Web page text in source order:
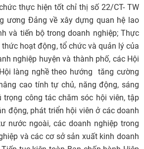
thực hiện tốt chỉ thị số 22/CT- TW
ương Đảng về xây dựng quan hệ lao
và tiến bộ trong doanh nghiệp; Thực
hoạt động, tổ chức và quản lý của
nghiệp huyện và thành phố, các Hội
làng nghề theo hướng tăng cường
cao tính tự chủ, năng động, sáng
trọng công tác chăm sóc hội viên, tập
động, phát triển hội viên ở các doanh
nước ngoài, các doanh nghiệp trong
và các cơ sở sản xuất kinh doanh